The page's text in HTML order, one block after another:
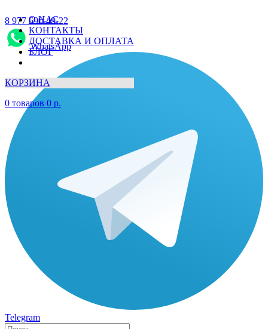
О НАС
КОНТАКТЫ
ДОСТАВКА И ОПЛАТА
БЛОГ
КОРЗИНА
0 товаров 0 р.
8 977 690-49-22
WhatsApp
Telegram